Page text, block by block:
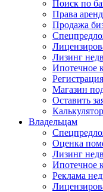
Поиск по
Права
Продажа
Лизинг
Ипотечное
Магазин
Оставить
Владельцам
Оценка
Лизинг
Ипотечное
Реклама